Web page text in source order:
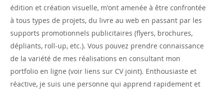
édition et création visuelle, m'ont amenée à être confrontée
à tous types de projets, du livre au web en passant par les
supports promotionnels publicitaires (flyers, brochures,
dépliants, roll-up, etc.). Vous pouvez prendre connaissance
de la variété de mes réalisations en consultant mon
portfolio en ligne (voir liens sur CV joint). Enthousiaste et
réactive, je suis une personne qui apprend rapidement et